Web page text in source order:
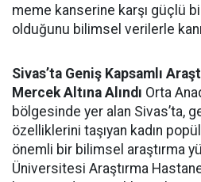
meme kanserine karşı güçlü
olduğunu bilimsel verilerle
Sivas’ta Geniş Kapsamlı
Mercek Altına Alındı Orta
bölgesinde yer alan Sivas’ta,
özelliklerini taşıyan kadın
önemli bir bilimsel araştırma
Üniversitesi Araştırma